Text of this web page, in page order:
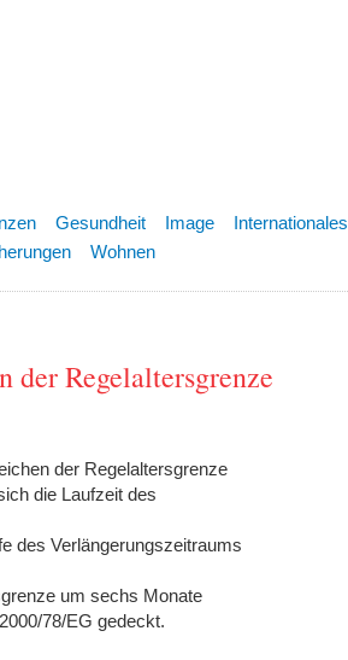
Gesundheit Image Internationales
Wohnen
der Regelaltersgrenze
der Regelaltersgrenze
die Laufzeit des
des Verlängerungszeitraums
um sechs Monate
78/EG gedeckt.